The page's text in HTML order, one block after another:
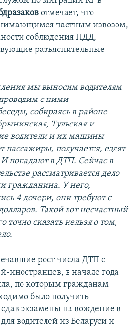
отмечает, что
частным извозом,
соблюдения ПДД,
разъяснительные
мы выносим водителям
с ними
собираясь в районе
Тульская и
водители и их машины
пассажиры, получается, ездят
И попадают в ДТП. Сейчас в
рассматривается дело
гражданина. У него,
4 дочери, они требуют с
Такой вот несчастный
точно сказать нельзя о том,
рост числа ДТП с
иностранцев, в начале года
по которым гражданам
было получить
экзамены на вождение в
водителей из Беларуси и